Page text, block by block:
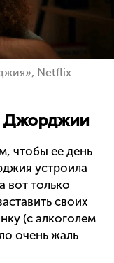
Netflix
Джорджии
чтобы ее день
устроила
вот только
своих
(с алкоголем
очень жаль